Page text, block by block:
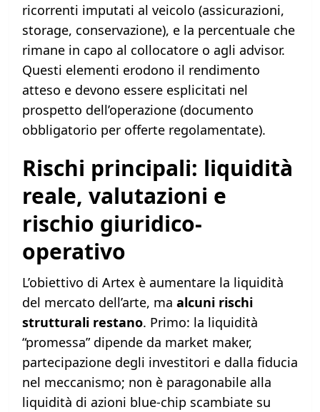
ricorrenti imputati al veicolo (assicurazioni,
storage, conservazione), e la percentuale che
rimane in capo al collocatore o agli advisor.
Questi elementi erodono il rendimento
atteso e devono essere esplicitati nel
prospetto dell’operazione (documento
obbligatorio per offerte regolamentate).
Rischi principali: liquidità
reale, valutazioni e
rischio giuridico-
operativo
L’obiettivo di Artex è aumentare la liquidità
del mercato dell’arte, ma alcuni rischi
strutturali restano. Primo: la liquidità
“promessa” dipende da market maker,
partecipazione degli investitori e dalla fiducia
nel meccanismo; non è paragonabile alla
liquidità di azioni blue-chip scambiate su